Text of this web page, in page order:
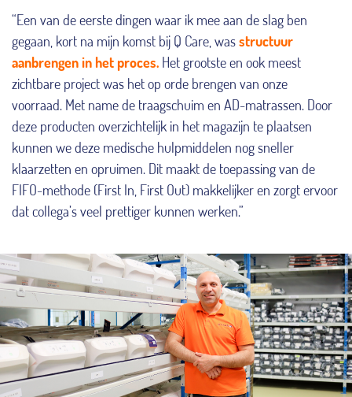
“Een van de eerste dingen waar ik mee aan de slag ben
gegaan, kort na mijn komst bij Q Care, wasstructuur
aanbrengen in het proces. Het grootste en ook meest
zichtbare project was het op orde brengen van onze
voorraad. Met name de traagschuim en AD-matrassen. Door
deze producten overzichtelijk in het magazijn te plaatsen
kunnen we deze medische hulpmiddelen nog sneller
klaarzetten en opruimen. Dit maakt de toepassing van de
FIFO-methode (First In, First Out) makkelijker en zorgt ervoor
dat collega’s veel prettiger kunnen werken.”